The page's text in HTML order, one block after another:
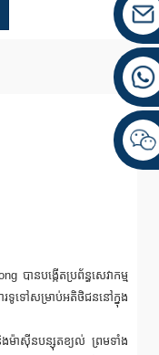
បានបង្កើតប្រព័ន្ធសេវាកម្ម
ទៅសម្រាប់អតិថិជននៅក្នុង
និងម៉ាស៊ីនបន្សុតខ្យល់ ព្រមទាំង